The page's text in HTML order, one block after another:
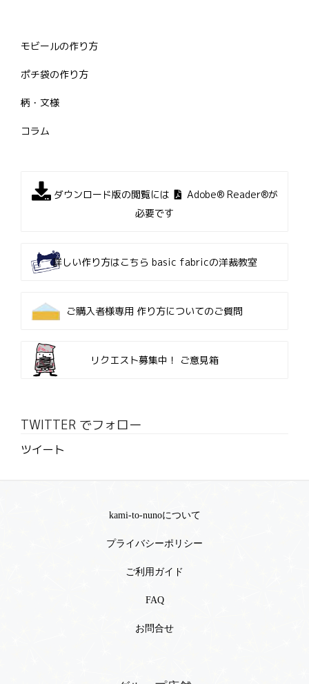
モビールの作り方
ポチ袋の作り方
柄・文様
コラム
ダウンロード版の閲覧には
Adobe® Reader®が
必要です
詳しい作り方はこちら basic fabricの洋裁教室
ご購入者様専用 作り方についてのご質問
リクエスト募集中！ ご意見箱
TWITTER でフォロー
ツイート
kami-to-nunoについて
プライバシーポリシー
ご利用ガイド
FAQ
お問合せ